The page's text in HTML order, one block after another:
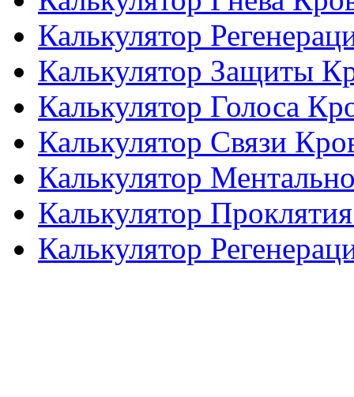
Калькулятор
Калькулятор Защиты
Калькулятор Голоса
Калькулятор Связи
Калькулятор
Калькулятор
Калькулятор